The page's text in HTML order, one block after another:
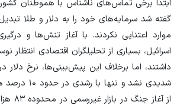
ابتدا برخی تماس‌های ناشناس با هموطنان
گفته شد سرمایه‌های خود را به دلار و طلا
موارد اعتنایی نکردند. با آغاز تنش‌ها و
اسرائیل، بسیاری از تحلیلگران اقتصادی انتظار
داشتند، اما برخلاف این پیش‌بینی‌ها، نرخ دلار در
شدیدی نشد و
از